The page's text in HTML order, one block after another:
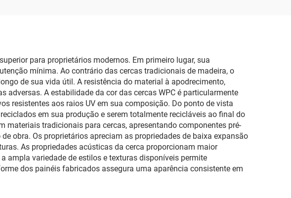
para proprietários modernos. Em primeiro lugar, sua
mínima. Ao contrário das cercas tradicionais de madeira, o
de sua vida útil. A resistência do material à apodrecimento,
A estabilidade da cor das cercas WPC é particularmente
resistentes aos raios UV em sua composição. Do ponto de vista
em sua produção e serem totalmente recicláveis ao final do
materiais tradicionais para cercas, apresentando componentes pré-
obra. Os proprietários apreciam as propriedades de baixa expansão
As propriedades acústicas da cerca proporcionam maior
ampla variedade de estilos e texturas disponíveis permite
dos painéis fabricados assegura uma aparência consistente em